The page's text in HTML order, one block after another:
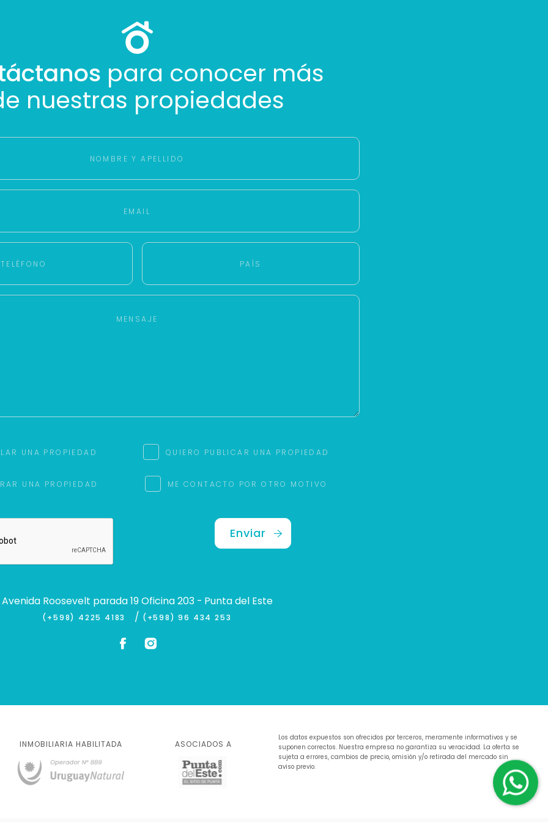
para conocer más
nuestras propiedades
UNA PROPIEDAD QUIERO PUBLICAR UNA PROPIEDAD
UNA PROPIEDAD ME CONTACTO POR OTRO MOTIVO
Enviar
Avenida Roosevelt parada 19 Oficina 203 - Punta del Este
(+598) 4225 4183 / (+598) 96 434 253
INMOBILIARIA HABILITADA ASOCIADOS A
Los datos expuestos son ofrecidos por terceros, meramente informativos y se
suponen correctos. Nuestra empresa no garantiza su veracidad. La oferta se
sujeta a errores, cambios de precio, omisión y/o retirada del mercado sin
aviso previo.